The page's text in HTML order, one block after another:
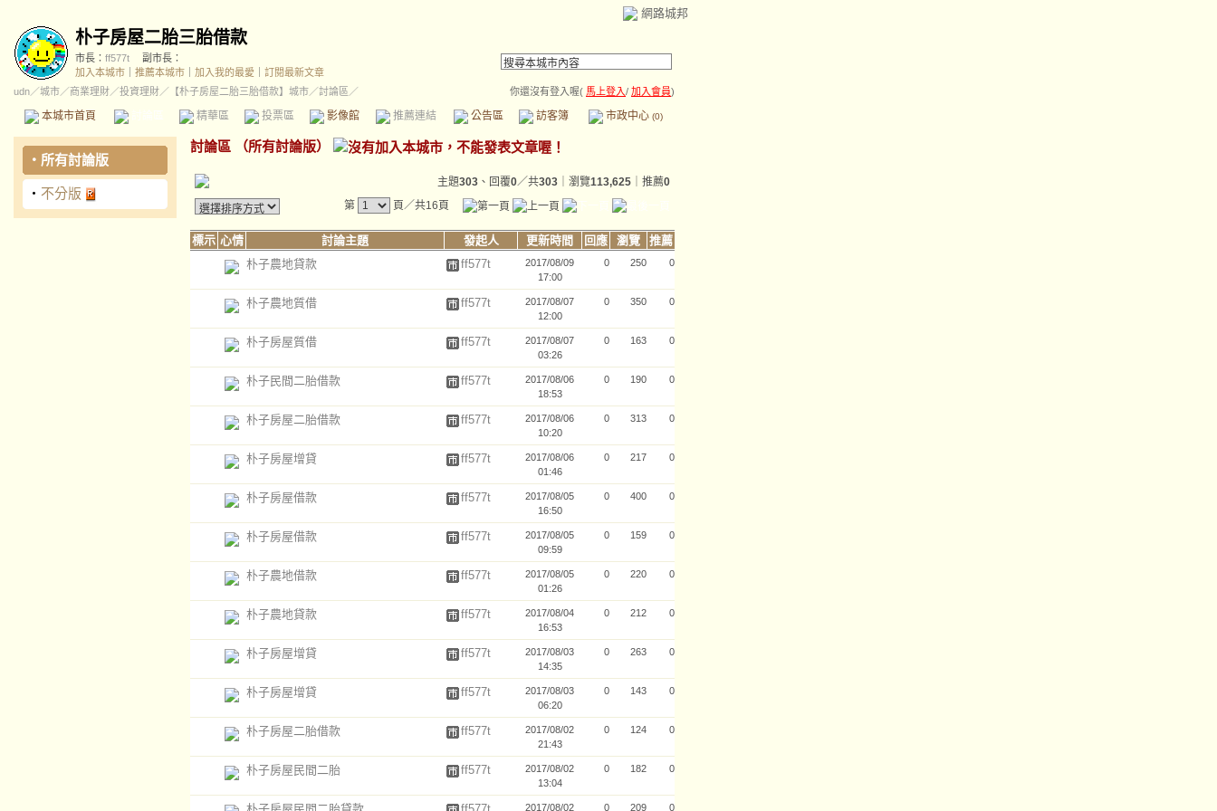
網路城邦
朴子房屋二胎三胎借款
市長： ff577t
副市長：
加入本城市
推薦本城市 加入我的最愛
訂閱最新文章
udn／城市／商業理財／投資理財／ 【朴子房屋二胎三胎借款】城市／討論區／ 你還沒有登入喔( 馬上登入/ 加入會員)
本城市首頁 精華區 投票區 影像館 推薦連結 公告區 訪客簿 市政中心 (0)
‧ 所有討論版
‧ 不分版
討論區 （所有討論版）
主題303 、回覆0／共303 ｜瀏覽113,625 ｜推薦0
第
頁／共16頁
標示 心情 討論主題 發起人 更新時間 回應 瀏覽
推薦
朴子農地貸款
ff577t
2017/08/09
17:00
0 250 0
朴子農地質借 ff577t
2017/08/07
12:00
0 350 0
朴子房屋質借 ff577t
2017/08/07
03:26
0 163 0
朴子民間二胎借款 ff577t
2017/08/06
18:53
0 190 0
朴子房屋二胎借款 ff577t
2017/08/06
10:20
0 313 0
朴子房屋增貸 ff577t
2017/08/06
01:46
0 217 0
朴子房屋借款 ff577t
2017/08/05
16:50
0 400 0
朴子房屋借款 ff577t
2017/08/05
09:59
0 159 0
朴子農地借款 ff577t
2017/08/05
01:26
0 220 0
朴子農地貸款 ff577t
2017/08/04
16:53
0 212 0
朴子房屋增貸 ff577t
2017/08/03
14:35
0 263 0
朴子房屋增貸 ff577t
2017/08/03
06:20
0 143 0
朴子房屋二胎借款 ff577t
2017/08/02
21:43
0 124 0
朴子房屋民間二胎 ff577t
2017/08/02
13:04
0 182 0
2017/08/02 0 209 0